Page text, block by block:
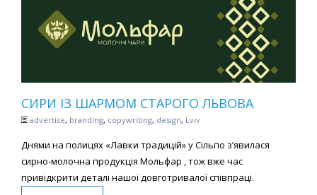
СИРИ ІЗ ШАРМОМ СТАРОГО ЛЬВОВА
advertise, branding, copywriting, design, Lviv
Днями на полицях «Лавки традицій» у Сільпо з’явилася
сирно-молочна продукція Мольфар , тож вже час
привідкрити деталі нашої довготривалої співпраці.